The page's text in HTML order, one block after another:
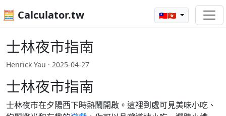
🧮 Calculator.tw 🇹🇼🇭🇰
士林夜市指南
Henrick Yau · 2025-04-27
士林夜市指南
士林夜市在夕陽西下時熱鬧開啟。這裡到處可見美味小吃、